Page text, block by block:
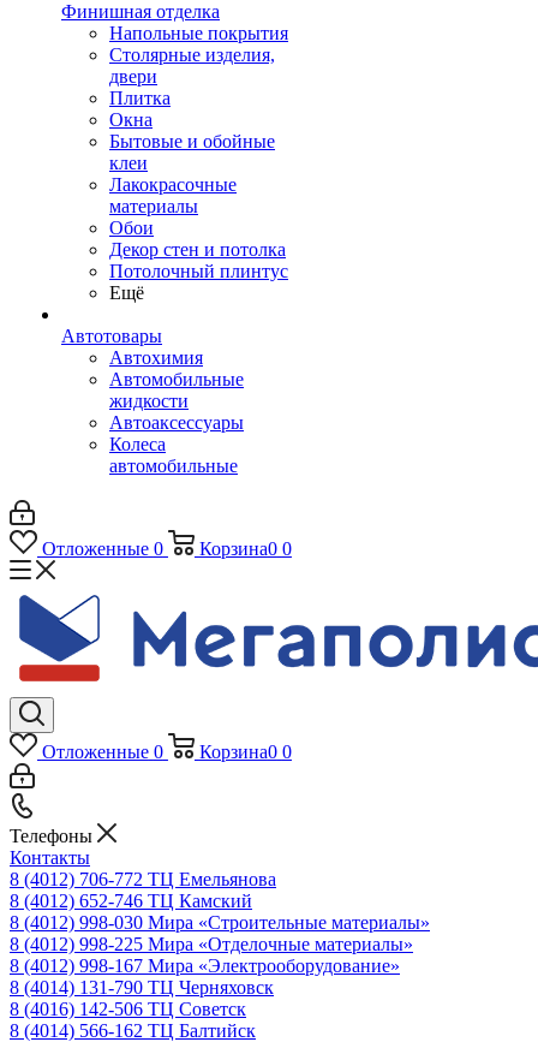
Финишная отделка
Напольные покрытия
Столярные изделия,
двери
Плитка
Окна
Бытовые и обойные
клеи
Лакокрасочные
материалы
Обои
Декор стен и потолка
Потолочный плинтус
Ещё
Автотовары
Автохимия
Автомобильные
жидкости
Автоаксессуары
Колеса
автомобильные
Отложенные 0 Корзина0 0
Отложенные 0 Корзина0 0
Телефоны
Контакты
8 (4012) 706-772 ТЦ Емельянова
8 (4012) 652-746 ТЦ Камский
8 (4012) 998-030 Мира «Строительные материалы»
8 (4012) 998-225 Мира «Отделочные материалы»
8 (4012) 998-167 Мира «Электрооборудование»
8 (4014) 131-790 ТЦ Черняховск
8 (4016) 142-506 ТЦ Советск
8 (4014) 566-162 ТЦ Балтийск